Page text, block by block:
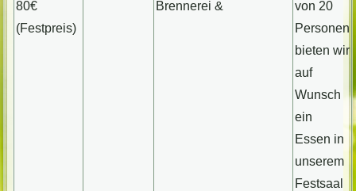
80€
(Festpreis)
Brennerei &
von 20
Personen
bieten wir
auf
Wunsch
ein
Essen in
unserem
Festsaal